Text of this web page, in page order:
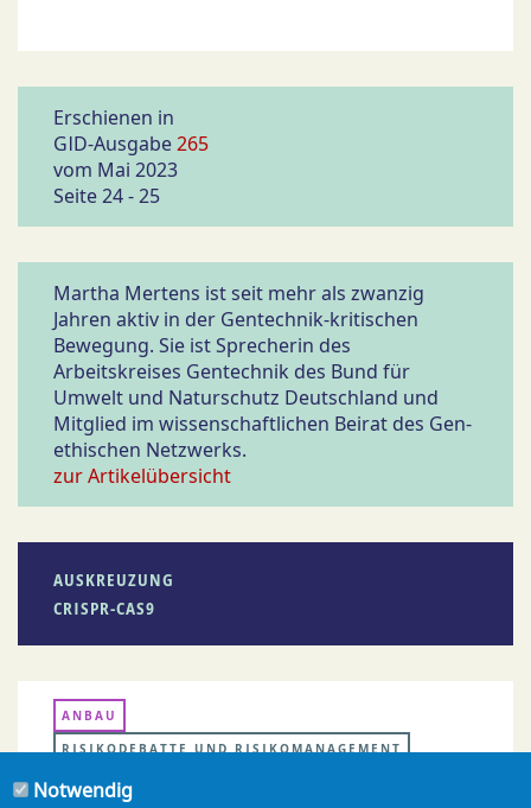
Erschienen in
GID-Ausgabe265
vom Mai 2023
Seite 24 - 25
Martha Mertens ist seit mehr als zwanzig
Jahren aktiv in der Gentechnik-kritischen
Bewegung. Sie ist Sprecherin des
Arbeitskreises Gentechnik des Bund für
Umwelt und Naturschutz Deutschland und
Mitglied im wissenschaftlichen Beirat des Gen-
ethischen Netzwerks.
zur Artikelübersicht
AUSKREUZUNG
CRISPR-CAS9
ANBAU
RISIKODEBATTE UND RISIKOMANAGEMENT
Notwendig